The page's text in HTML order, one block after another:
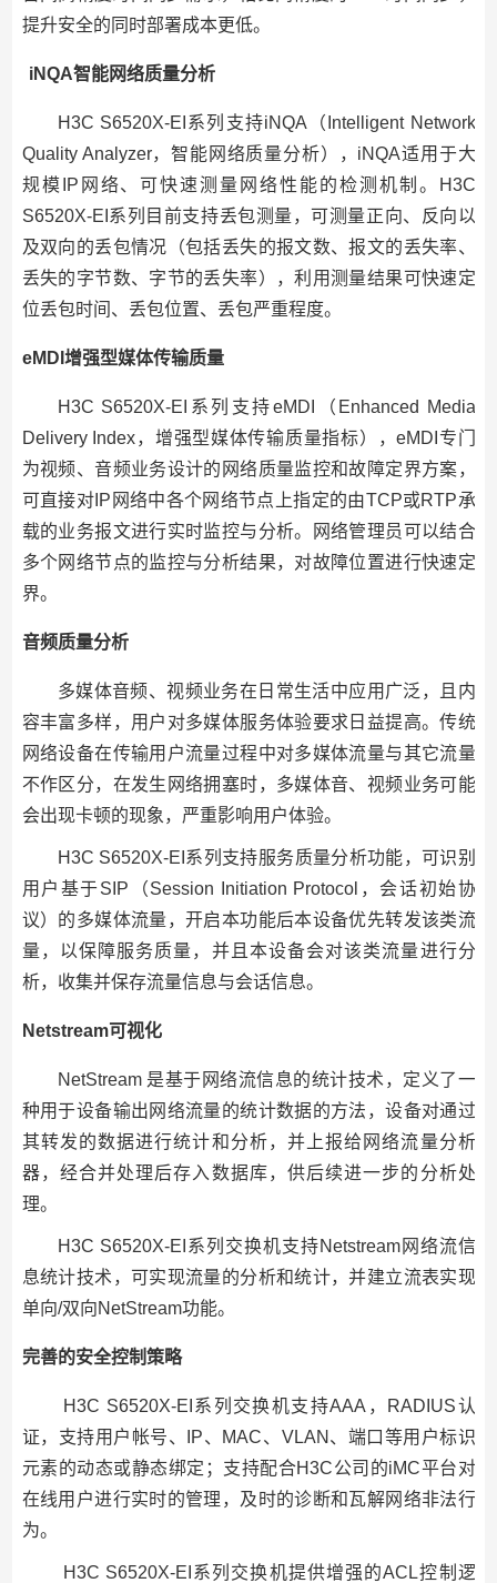
提升安全的同时部署成本更低。
iNQA智能网络质量分析
H3C S6520X-EI系列支持iNQA（Intelligent Network
Quality Analyzer，智能网络质量分析），iNQA适用于大
规模IP网络、可快速测量网络性能的检测机制。H3C
S6520X-EI系列目前支持丢包测量，可测量正向、反向以
及双向的丢包情况（包括丢失的报文数、报文的丢失率、
丢失的字节数、字节的丢失率），利用测量结果可快速定
位丢包时间、丢包位置、丢包严重程度。
eMDI增强型媒体传输质量
H3C S6520X-EI系列支持eMDI（Enhanced Media
Delivery Index，增强型媒体传输质量指标），eMDI专门
为视频、音频业务设计的网络质量监控和故障定界方案，
可直接对IP网络中各个网络节点上指定的由TCP或RTP承
载的业务报文进行实时监控与分析。网络管理员可以结合
多个网络节点的监控与分析结果，对故障位置进行快速定
界。
音频质量分析
多媒体音频、视频业务在日常生活中应用广泛，且内
容丰富多样，用户对多媒体服务体验要求日益提高。传统
网络设备在传输用户流量过程中对多媒体流量与其它流量
不作区分，在发生网络拥塞时，多媒体音、视频业务可能
会出现卡顿的现象，严重影响用户体验。
H3C S6520X-EI系列支持服务质量分析功能，可识别
用户基于SIP（Session Initiation Protocol，会话初始协
议）的多媒体流量，开启本功能后本设备优先转发该类流
量，以保障服务质量，并且本设备会对该类流量进行分
析，收集并保存流量信息与会话信息。
Netstream可视化
NetStream 是基于网络流信息的统计技术，定义了一
种用于设备输出网络流量的统计数据的方法，设备对通过
其转发的数据进行统计和分析，并上报给网络流量分析
器，经合并处理后存入数据库，供后续进一步的分析处
理。
H3C S6520X-EI系列交换机支持Netstream网络流信
息统计技术，可实现流量的分析和统计，并建立流表实现
单向/双向NetStream功能。
完善的安全控制策略
H3C S6520X-EI系列交换机支持AAA，RADIUS认
证，支持用户帐号、IP、MAC、VLAN、端口等用户标识
元素的动态或静态绑定；支持配合H3C公司的iMC平台对
在线用户进行实时的管理，及时的诊断和瓦解网络非法行
为。
H3C S6520X-EI系列交换机提供增强的ACL控制逻